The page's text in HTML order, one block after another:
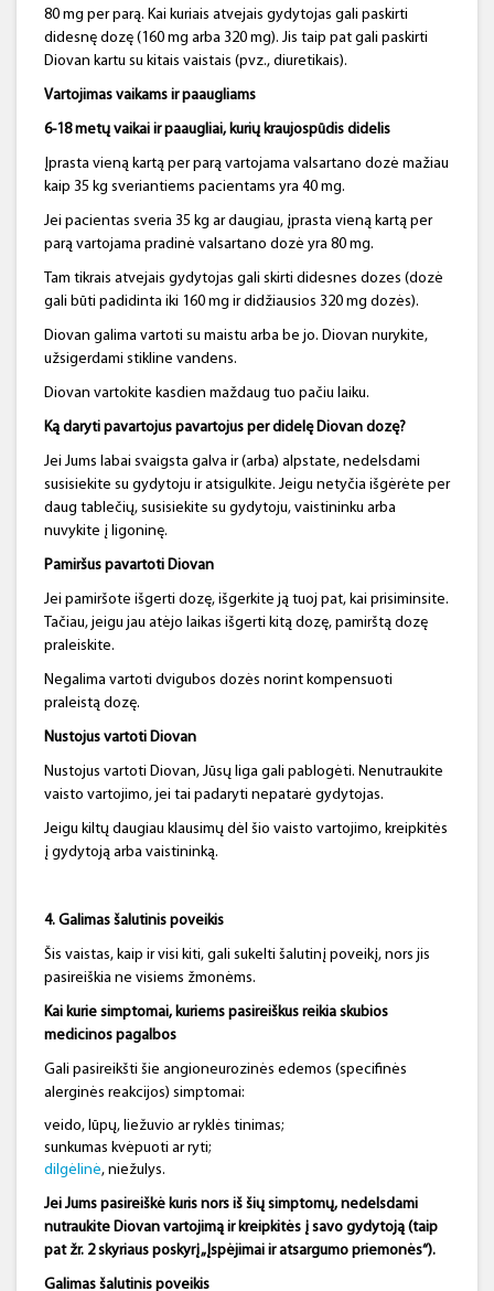
80 mg per parą. Kai kuriais atvejais gydytojas gali paskirti
didesnę dozę (160 mg arba 320 mg). Jis taip pat gali paskirti
Diovan kartu su kitais vaistais (pvz., diuretikais).
Vartojimas vaikams ir paaugliams
6‑18 metų vaikai ir paaugliai, kurių kraujospūdis didelis
Įprasta vieną kartą per parą vartojama valsartano dozė mažiau
kaip 35 kg sveriantiems pacientams yra 40 mg.
Jei pacientas sveria 35 kg ar daugiau, įprasta vieną kartą per
parą vartojama pradinė valsartano dozė yra 80 mg.
Tam tikrais atvejais gydytojas gali skirti didesnes dozes (dozė
gali būti padidinta iki 160 mg ir didžiausios 320 mg dozės).
Diovan galima vartoti su maistu arba be jo. Diovan nurykite,
užsigerdami stikline vandens.
Diovan vartokite kasdien maždaug tuo pačiu laiku.
Ką daryti pavartojus pavartojus per didelę Diovan dozę?
Jei Jums labai svaigsta galva ir (arba) alpstate, nedelsdami
susisiekite su gydytoju ir atsigulkite. Jeigu netyčia išgėrėte per
daug tablečių, susisiekite su gydytoju, vaistininku arba
nuvykite į ligoninę.
Pamiršus pavartoti Diovan
Jei pamiršote išgerti dozę, išgerkite ją tuoj pat, kai prisiminsite.
Tačiau, jeigu jau atėjo laikas išgerti kitą dozę, pamirštą dozę
praleiskite.
Negalima vartoti dvigubos dozės norint kompensuoti
praleistą dozę.
Nustojus vartoti Diovan
Nustojus vartoti Diovan, Jūsų liga gali pablogėti. Nenutraukite
vaisto vartojimo, jei tai padaryti nepatarė gydytojas.
Jeigu kiltų daugiau klausimų dėl šio vaisto vartojimo, kreipkitės
į gydytoją arba vaistininką.
4. Galimas šalutinis poveikis
Šis vaistas, kaip ir visi kiti, gali sukelti šalutinį poveikį, nors jis
pasireiškia ne visiems žmonėms.
Kai kurie simptomai, kuriems pasireiškus reikia skubios
medicinos pagalbos
Gali pasireikšti šie angioneurozinės edemos (specifinės
alerginės reakcijos) simptomai:
veido, lūpų, liežuvio ar ryklės tinimas;
sunkumas kvėpuoti ar ryti;
dilgėlinė, niežulys.
Jei Jums pasireiškė kuris nors iš šių simptomų, nedelsdami
nutraukite Diovan vartojimą ir kreipkitės į savo gydytoją (taip
pat žr. 2 skyriaus poskyrį „Įspėjimai ir atsargumo priemonės“).
Galimas šalutinis poveikis